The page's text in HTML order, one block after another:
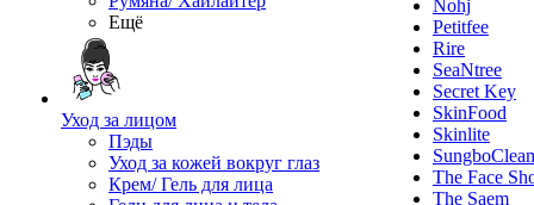
Ещё
Уход за лицом
Пэды
Уход за кожей вокруг глаз
Крем/ Гель для лица
Nohj
Petitfee
Rire
SeaNtree
Secret Key
SkinFood
Skinlite
The Face
The Saem